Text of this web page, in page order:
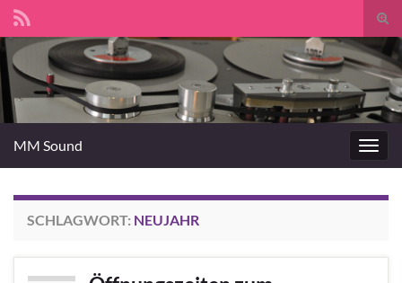
Search for:
MM Sound
SCHLAGWORT: NEUJAHR